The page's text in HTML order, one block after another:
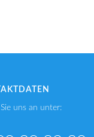
uns an unter: